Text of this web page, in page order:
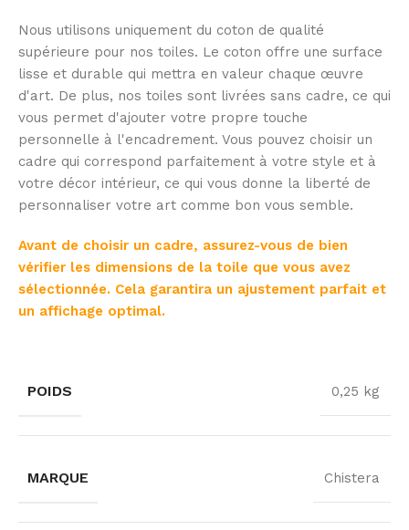
Nous utilisons uniquement du coton de qualité
supérieure pour nos toiles. Le coton offre une surface
lisse et durable qui mettra en valeur chaque œuvre
d'art. De plus, nos toiles sont livrées sans cadre, ce qui
vous permet d'ajouter votre propre touche
personnelle à l'encadrement. Vous pouvez choisir un
cadre qui correspond parfaitement à votre style et à
votre décor intérieur, ce qui vous donne la liberté de
personnaliser votre art comme bon vous semble.
Avant de choisir un cadre, assurez-vous de bien
vérifier les dimensions de la toile que vous avez
sélectionnée. Cela garantira un ajustement parfait et
un affichage optimal.
POIDS 0,25 kg
MARQUE Chistera